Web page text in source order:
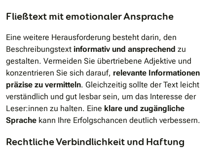
Fließtext mit emotionaler Ansprache
Eine weitere Herausforderung besteht darin, den
Beschreibungstext informativ und ansprechend zu
gestalten. Vermeiden Sie übertriebene Adjektive und
konzentrieren Sie sich darauf, relevante Informationen
präzise zu vermitteln. Gleichzeitig sollte der Text leicht
verständlich und gut lesbar sein, um das Interesse der
Leser:innen zu halten. Eine klare und zugängliche
Sprache kann Ihre Erfolgschancen deutlich verbessern.
Rechtliche Verbindlichkeit und Haftung